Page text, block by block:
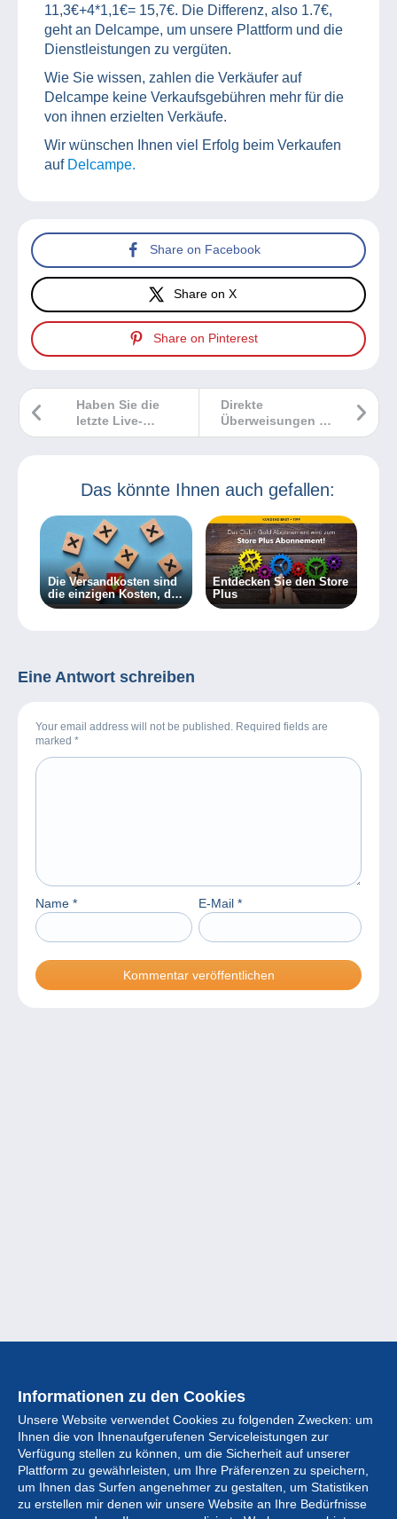
11,3€+4*1,1€= 15,7€. Die Differenz, also 1.7€,
geht an Delcampe, um unsere Plattform und die
Dienstleistungen zu vergüten.
Wie Sie wissen, zahlen die Verkäufer auf
Delcampe keine Verkaufsgebühren mehr für die
von ihnen erzielten Verkäufe.
Wir wünschen Ihnen viel Erfolg beim Verkaufen
auf Delcampe.
Share on Facebook
Share on X
Share on Pinterest
Direkte
Überweisungen an
Ihren Verkäufer?
Haben Sie die
letzte Live-
Schaltung von
verpasst? Dann
sehen Sie sich die
Wiederholung an!
Das könnte Ihnen auch gefallen:
Die Versandkosten sind
die einzigen Kosten, die
bei Delcampe zulässig
Entdecken Sie den Store
Plus
Eine Antwort schreiben
Your email address will not be published. Required fields are
marked *
Name * E-Mail *
Informationen zu den Cookies
Unsere Website verwendet Cookies zu folgenden Zwecken: um
Ihnen die von Ihnenaufgerufenen Serviceleistungen zur
Verfügung stellen zu können, um die Sicherheit auf unserer
Plattform zu gewährleisten, um Ihre Präferenzen zu speichern,
um Ihnen das Surfen angenehmer zu gestalten, um Statistiken
zu erstellen mir denen wir unsere Website an Ihre Bedürfnisse